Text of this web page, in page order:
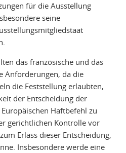
für die Ausstellung
seine
das französische und das
Anforderungen, da die
die Feststellung erlaubten,
der Entscheidung der
Haftbefehl zu
gerichtlichen Kontrolle vor
Erlass dieser Entscheidung,
Insbesondere werde eine